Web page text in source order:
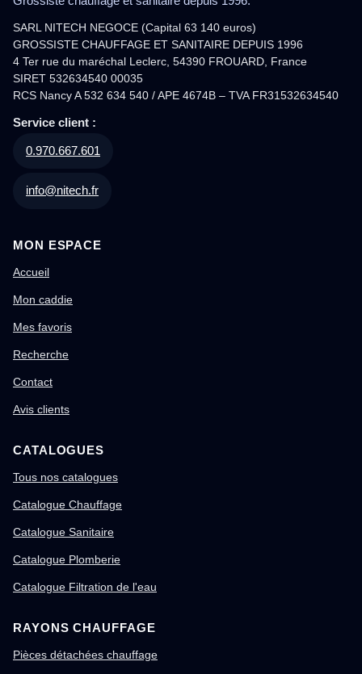
SARL NITECH NEGOCE (Capital 63 140 euros)
GROSSISTE CHAUFFAGE ET SANITAIRE DEPUIS 1996
4 Ter rue du maréchal Leclerc, 54390 FROUARD, France
SIRET 532634540 00035
RCS Nancy A 532 634 540 / APE 4674B – TVA FR31532634540
Service client :
0.970.667.601
info@nitech.fr
MON ESPACE
Accueil
Mon caddie
Mes favoris
Recherche
Contact
Avis clients
CATALOGUES
Tous nos catalogues
Catalogue Chauffage
Catalogue Sanitaire
Catalogue Plomberie
Catalogue Filtration de l'eau
RAYONS CHAUFFAGE
Pièces détachées chauffage